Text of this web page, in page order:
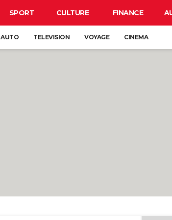
SPORT CULTURE FINANCE
AUTO TELEVISION VOYAGE CINEMA